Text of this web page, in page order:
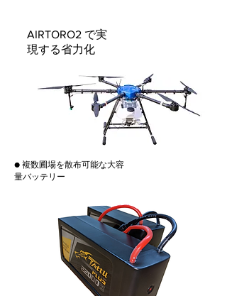
AIRTORO2 で実
現する省力化
​● 複数圃場を散布可能な大容
量バッテリー